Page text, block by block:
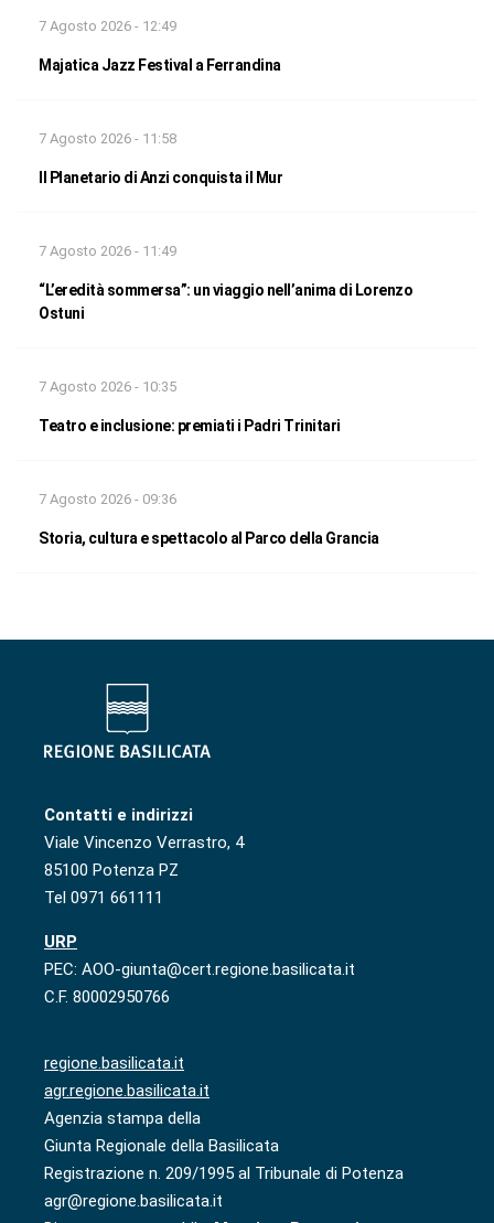
7 Agosto 2026 - 12:49
Majatica Jazz Festival a Ferrandina
7 Agosto 2026 - 11:58
Il Planetario di Anzi conquista il Mur
7 Agosto 2026 - 11:49
“L’eredità sommersa”: un viaggio nell’anima di Lorenzo
Ostuni
7 Agosto 2026 - 10:35
Teatro e inclusione: premiati i Padri Trinitari
7 Agosto 2026 - 09:36
Storia, cultura e spettacolo al Parco della Grancia
Contatti e indirizzi
Viale Vincenzo Verrastro, 4
85100 Potenza PZ
Tel 0971 661111
URP
PEC: AOO-giunta@cert.regione.basilicata.it
C.F. 80002950766
regione.basilicata.it
agr.regione.basilicata.it
Agenzia stampa della
Giunta Regionale della Basilicata
Registrazione n. 209/1995 al Tribunale di Potenza
agr@regione.basilicata.it